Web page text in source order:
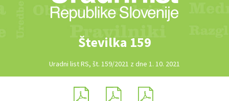
Številka 159
Uradni list RS, št. 159/2021 z dne 1. 10. 2021